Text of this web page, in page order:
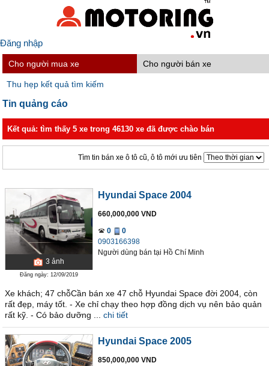
Đăng nhập
Cho người mua xe Cho người bán xe
Thu hẹp kết quả tìm kiếm
Tin quảng cáo
Kết quả: tìm thấy 5 xe trong 46130 xe đã được chào bán
Tìm tin bán xe ô tô cũ, ô tô mới ưu tiên
3 ảnh
Đăng ngày: 12/09/2019
Hyundai Space 2004
660,000,000 VND
0
0
0903166398
Người dùng bán tại Hồ Chí Minh
Xe khách; 47 chỗCần bán xe 47 chỗ Hyundai Space đời 2004, còn
rất đẹp, máy tốt. - Xe chỉ chạy theo hợp đồng dịch vụ nên bảo quản
rất kỹ. - Có bảo dưỡng ...
chi tiết
Hyundai Space 2005
850,000,000 VND